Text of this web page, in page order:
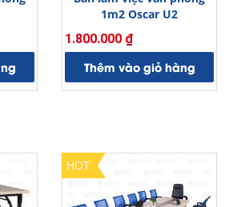
1m2 Oscar U2
1.800.000 ₫
Thêm vào giỏ hàng
HOT